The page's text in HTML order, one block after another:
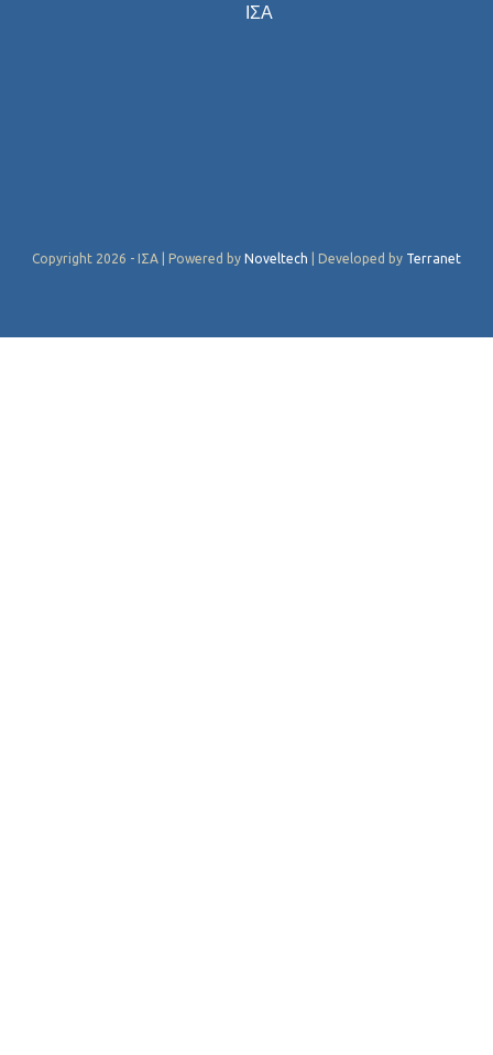
ΙΣΑ
Copyright 2026 - ΙΣΑ | Powered by Noveltech | Developed by Terranet